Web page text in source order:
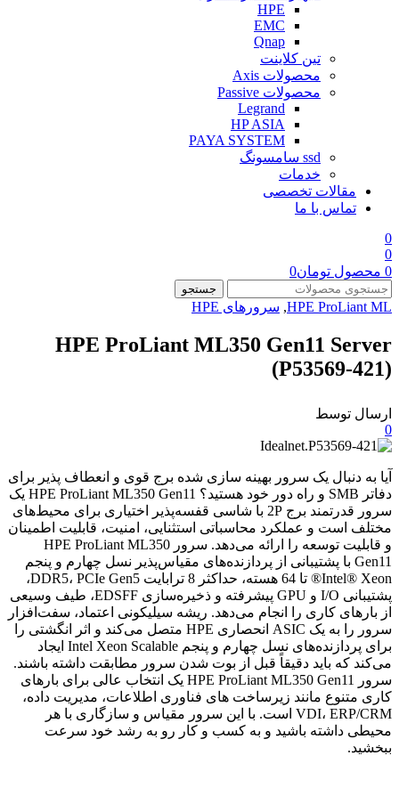
HPE
EMC
Qnap
تین کلاینت
محصولات Axis
محصولات Passive
Legrand
HP ASIA
PAYA SYSTEM
ssd سامسونگ
خدمات
مقالات تخصصی
تماس با ما
0
0
0 محصول تومان0
جستجو
HPE ProLiant ML
, سرورهای HPE
HPE ProLiant ML350 Gen11 Server
(P53569-421)
ارسال توسط
0
آیا به دنبال یک سرور بهینه سازی شده برج قوی و انعطاف پذیر برای
دفاتر SMB و راه دور خود هستید؟ HPE ProLiant ML350 Gen11 یک
سرور قدرتمند برج 2P با شاسی قفسه‌پذیر اختیاری برای محیط‌های
مختلف است و عملکرد محاسباتی استثنایی، امنیت، قابلیت اطمینان
و قابلیت توسعه را ارائه می‌دهد. سرور HPE ProLiant ML350
Gen11 با پشتیبانی از پردازنده‌های مقیاس‌پذیر نسل چهارم و پنجم
Intel® Xeon® تا 64 هسته، حداکثر 8 ترابایت DDR5، PCIe Gen5،
پشتیبانی I/O و GPU پیشرفته و ذخیره‌سازی EDSFF، طیف وسیعی
از بارهای کاری را انجام می‌دهد. ریشه سیلیکونی اعتماد، سفت‌افزار
سرور را به یک ASIC انحصاری HPE متصل می‌کند و اثر انگشتی را
برای پردازنده‌های نسل چهارم و پنجم Intel Xeon Scalable ایجاد
می‌کند که باید دقیقاً قبل از بوت شدن سرور مطابقت داشته باشند.
سرور HPE ProLiant ML350 Gen11 یک انتخاب عالی برای بارهای
کاری متنوع مانند زیرساخت های فناوری اطلاعات، مدیریت داده،
VDI، ERP/CRM است. با این سرور مقیاس و سازگاری با هر
محیطی داشته باشید و به کسب و کار رو به رشد خود سرعت
ببخشید.